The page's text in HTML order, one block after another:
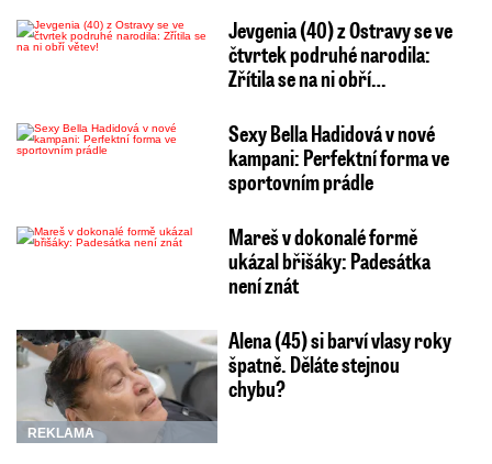
Jevgenia (40) z Ostravy se ve
čtvrtek podruhé narodila:
Zřítila se na ni obří…
Sexy Bella Hadidová v nové
kampani: Perfektní forma ve
sportovním prádle
Mareš v dokonalé formě
ukázal břišáky: Padesátka
není znát
REKLAMA
Alena (45) si barví vlasy roky
špatně. Děláte stejnou
chybu?